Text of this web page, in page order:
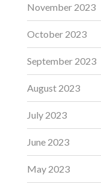
November 2023
October 2023
September 2023
August 2023
July 2023
June 2023
May 2023